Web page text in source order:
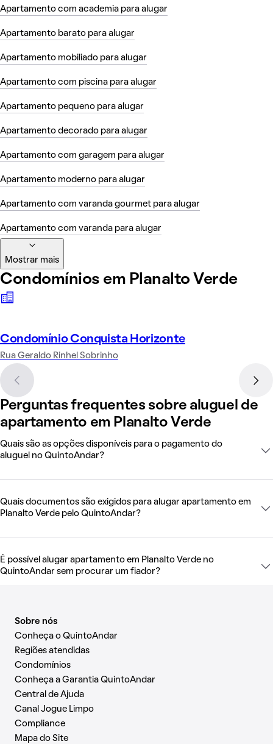
Apartamento com academia para alugar
Apartamento barato para alugar
Apartamento mobiliado para alugar
Apartamento com piscina para alugar
Apartamento pequeno para alugar
Apartamento decorado para alugar
Apartamento com garagem para alugar
Apartamento moderno para alugar
Apartamento com varanda gourmet para alugar
Apartamento com varanda para alugar
Mostrar mais
Condomínios em Planalto Verde
Condomínio Conquista Horizonte
Rua Geraldo Rinhel Sobrinho
Perguntas frequentes sobre aluguel de
apartamento em Planalto Verde
Quais são as opções disponíveis para o pagamento do
aluguel no QuintoAndar?
Quais documentos são exigidos para alugar apartamento em
Planalto Verde pelo QuintoAndar?
É possível alugar apartamento em Planalto Verde no
QuintoAndar sem procurar um fiador?
Sobre nós
Conheça o QuintoAndar
Regiões atendidas
Condomínios
Conheça a Garantia QuintoAndar
Central de Ajuda
Canal Jogue Limpo
Compliance
Mapa do Site